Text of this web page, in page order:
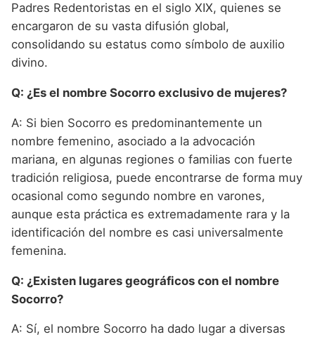
Padres Redentoristas en el siglo XIX, quienes se
encargaron de su vasta difusión global,
consolidando su estatus como símbolo de auxilio
divino.
Q: ¿Es el nombre Socorro exclusivo de mujeres?
A: Si bien Socorro es predominantemente un
nombre femenino, asociado a la advocación
mariana, en algunas regiones o familias con fuerte
tradición religiosa, puede encontrarse de forma muy
ocasional como segundo nombre en varones,
aunque esta práctica es extremadamente rara y la
identificación del nombre es casi universalmente
femenina.
Q: ¿Existen lugares geográficos con el nombre
Socorro?
A: Sí, el nombre Socorro ha dado lugar a diversas